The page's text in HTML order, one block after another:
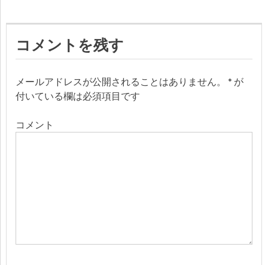
ゲ
シ
ョ
コメントを残す
メールアドレスが公開されることはありません。 * が
付いている欄は必須項目です
コメント